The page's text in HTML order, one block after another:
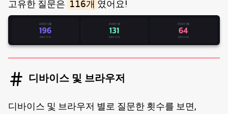
고유한 질문은 116개 였어요!
디바이스 및 브라우저
디바이스 및 브라우저 별로 질문한 횟수를 보면,